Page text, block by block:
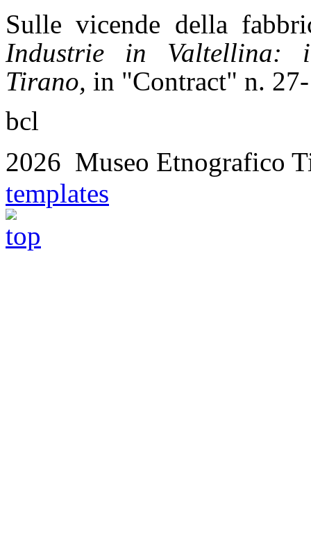
Sulle vicende della
Industrie in Valtellina:
Tirano, in "Contract" n.
bcl
2026 Museo Etnografico
templates